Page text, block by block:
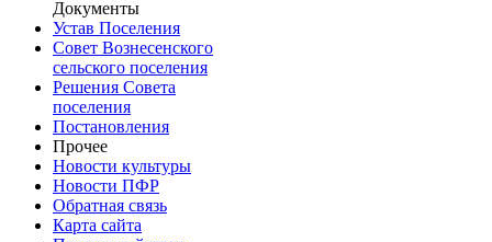
Документы
Устав Поселения
Совет Вознесенского
сельского поселения
Решения Совета
поселения
Постановления
Прочее
Новости культуры
Новости ПФР
Обратная связь
Карта сайта